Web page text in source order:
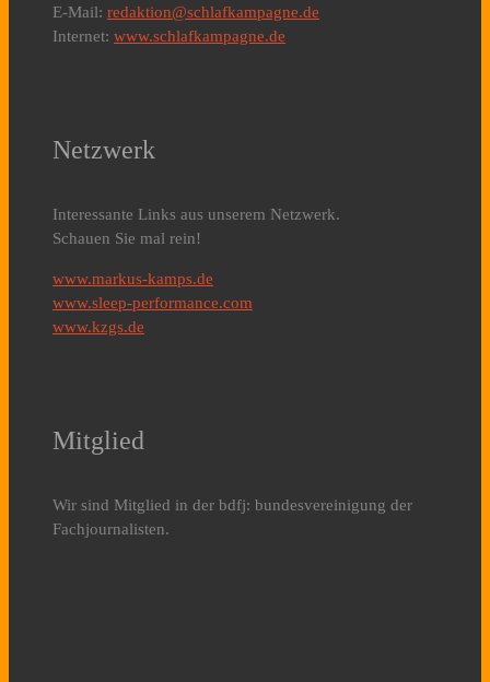
E-Mail: redaktion@schlafkampagne.de
Internet: www.schlafkampagne.de
Netzwerk
Interessante Links aus unserem Netzwerk.
Schauen Sie mal rein!
www.markus-kamps.de
www.sleep-performance.com
www.kzgs.de
Mitglied
Wir sind Mitglied in der bdfj: bundesvereinigung der
Fachjournalisten.